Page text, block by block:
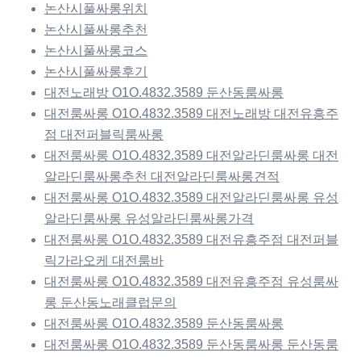
논산시풀싸롱위치
논산시풀싸롱추천
논산시풀싸롱코스
논산시풀싸롱후기
대전노래방 O1O.4832.3589 둔산동룸싸롱
대전룸싸롱 O1O.4832.3589 대전노래방 대전유흥주
점 대전퍼블릭룸싸롱
대전룸싸롱 O1O.4832.3589 대전알라딘룸싸롱 대전
알라딘룸싸롱추천 대전알라딘룸싸롱견적
대전룸싸롱 O1O.4832.3589 대전알라딘룸싸롱 유성
알라딘룸싸롱 유성알라딘룸싸롱가격
대전룸싸롱 O1O.4832.3589 대전유흥주점 대전퍼블
릭가라오케 대전룸바
대전룸싸롱 O1O.4832.3589 대전유흥주점 유성룸싸
롱 둔산동노래클럽문의
대전룸싸롱 O1O.4832.3589 둔산동룸싸롱
대전룸싸롱 O1O.4832.3589 둔산동룸싸롱 둔산동룸